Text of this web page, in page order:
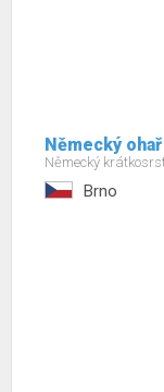
Německý
Německý
Brno